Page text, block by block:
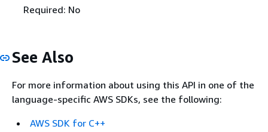
Required: No
See Also
For more information about using this API in one of the
language-specific AWS SDKs, see the following:
AWS SDK for C++